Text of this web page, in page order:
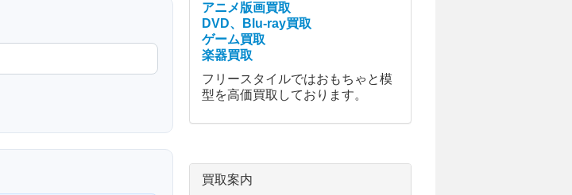
アニメ版画買取
DVD、Blu-ray買取
ゲーム買取
楽器買取
フリースタイルではおもちゃと模
型を高価買取しております。
買取案内